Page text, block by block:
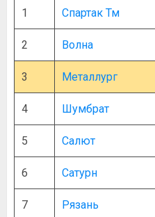
1 Спартак Тм
2 Волна
3 Металлург
4 Шумбрат
5 Салют
6 Сатурн
7 Рязань